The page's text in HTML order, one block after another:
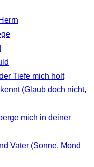
Tiefe mich holt
(Glaub doch nicht,
mich in deiner
Vater (Sonne, Mond